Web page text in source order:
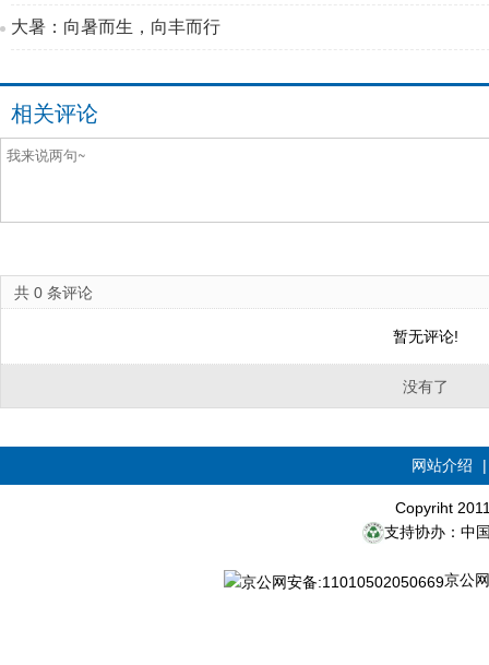
大暑：向暑而生，向丰而行
相关评论
共 0 条评论
暂无评论!
没有了
网站介绍
Copyriht
支持协办：中
京公